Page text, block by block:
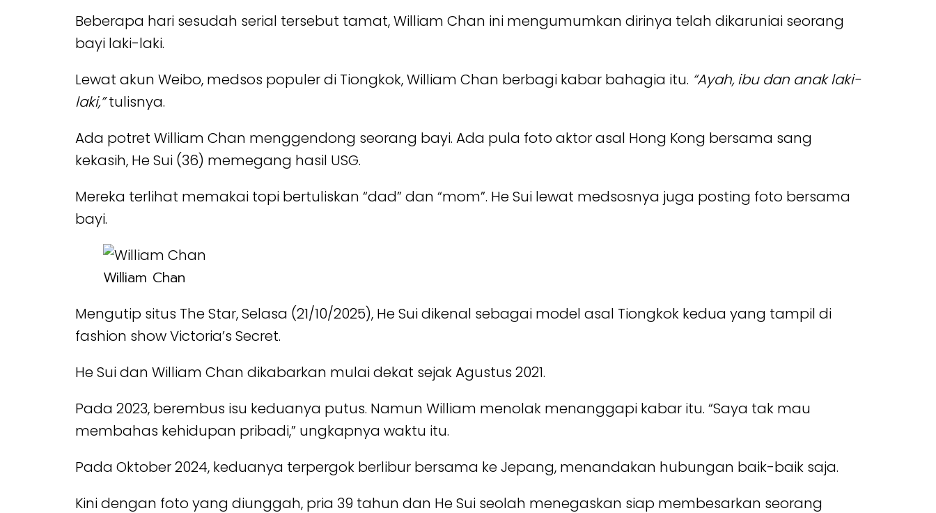
Beberapa hari sesudah serial tersebut tamat, William Chan ini mengumumkan dirinya telah dikaruniai seorang
bayi laki-laki.
Lewat akun Weibo, medsos populer di Tiongkok, William Chan berbagi kabar bahagia itu. “Ayah, ibu dan anak laki-
laki,”tulisnya.
Ada potret William Chan menggendong seorang bayi. Ada pula foto aktor asal Hong Kong bersama sang
kekasih, He Sui (36) memegang hasil USG.
Mereka terlihat memakai topi bertuliskan “dad” dan “mom”. He Sui lewat medsosnya juga posting foto bersama
bayi.
William Chan
Mengutip situs The Star, Selasa (21/10/2025), He Sui dikenal sebagai model asal Tiongkok kedua yang tampil di
fashion show Victoria’s Secret.
He Sui dan William Chan dikabarkan mulai dekat sejak Agustus 2021.
Pada 2023, berembus isu keduanya putus. Namun William menolak menanggapi kabar itu. “Saya tak mau
membahas kehidupan pribadi,” ungkapnya waktu itu.
Pada Oktober 2024, keduanya terpergok berlibur bersama ke Jepang, menandakan hubungan baik-baik saja.
Kini dengan foto yang diunggah, pria 39 tahun dan He Sui seolah menegaskan siap membesarkan seorang